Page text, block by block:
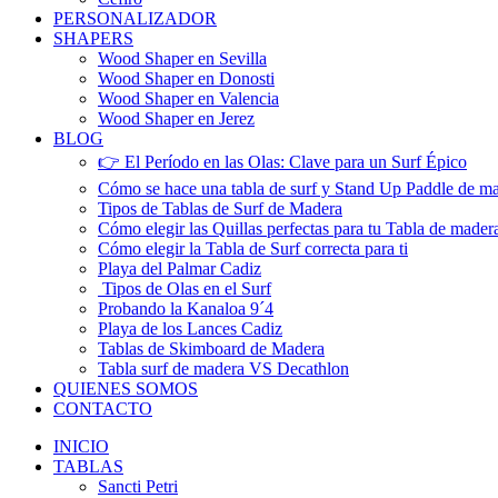
PERSONALIZADOR
SHAPERS
Wood Shaper en Sevilla
Wood Shaper en Donosti
Wood Shaper en Valencia
Wood Shaper en Jerez
BLOG
👉 El Período en las Olas: Clave para un Surf Épico
Cómo se hace una tabla de surf y Stand Up Paddle de
Tipos de Tablas de Surf de Madera
Cómo elegir las Quillas perfectas para tu Tabla de
Cómo elegir la Tabla de Surf correcta para ti
Playa del Palmar Cadiz
Tipos de Olas en el Surf
Probando la Kanaloa 9´4
Playa de los Lances Cadiz
Tablas de Skimboard de Madera
Tabla surf de madera VS Decathlon
QUIENES SOMOS
CONTACTO
INICIO
TABLAS
Sancti Petri